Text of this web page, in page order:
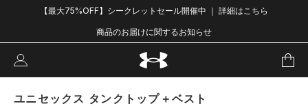
【最大75%OFF】シークレットセール開催中 ｜ 詳細はこちら
商品のお届けに関するお知らせ
ユニセックス タンクトップ＋ベスト